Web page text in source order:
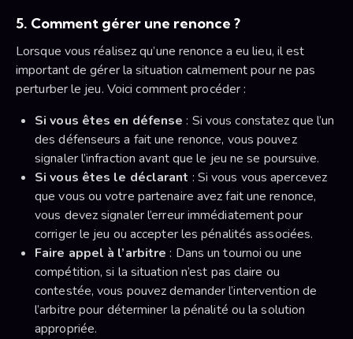
5. Comment gérer une renonce ?
Lorsque vous réalisez qu’une renonce a eu lieu, il est
important de gérer la situation calmement pour ne pas
perturber le jeu. Voici comment procéder :
Si vous êtes en défense : Si vous constatez que l’un
des défenseurs a fait une renonce, vous pouvez
signaler l’infraction avant que le jeu ne se poursuive.
Si vous êtes le déclarant : Si vous vous apercevez
que vous ou votre partenaire avez fait une renonce,
vous devez signaler l’erreur immédiatement pour
corriger le jeu ou accepter les pénalités associées.
Faire appel à l’arbitre : Dans un tournoi ou une
compétition, si la situation n’est pas claire ou
contestée, vous pouvez demander l’intervention de
l’arbitre pour déterminer la pénalité ou la solution
appropriée.